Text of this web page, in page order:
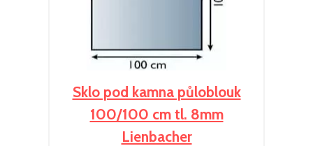
Sklo pod kamna půloblouk
100/100 cm tl. 8mm
Lienbacher